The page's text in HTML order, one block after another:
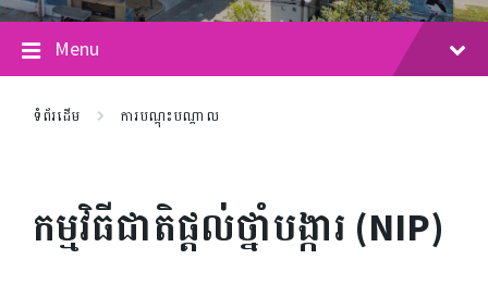
Menu
ទំព័រដើម ការបណ្តុះបណ្តាល
កម្មវិធីជាតិផ្តល់ថ្នាំបង្ការ (NIP)